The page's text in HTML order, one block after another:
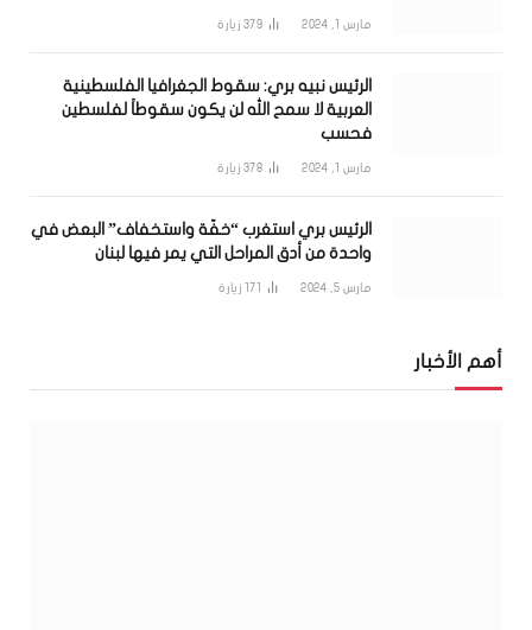
مارس 1, 2024 379 زيارة
الرئيس نبيه بري: سقوط الجغرافيا الفلسطينية
العربية لا سمح الله لن يكون سقوطاً لفلسطين
فحسب
مارس 1, 2024 378 زيارة
الرئيس بري استغرب “خفّة واستخفاف” البعض في
واحدة من أدق المراحل التي يمر فيها لبنان
مارس 5, 2024 171 زيارة
أهم الأخبار